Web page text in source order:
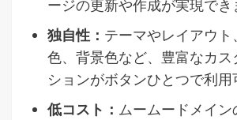
ージの更新や作成が実現でき
独自性： テーマやレイアウ
色、背景色など、豊富なカ
ションがボタンひとつで利用
低コスト： ムームードメイ